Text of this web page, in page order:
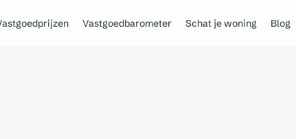
Vastgoedbarometer Schat je woning Blog